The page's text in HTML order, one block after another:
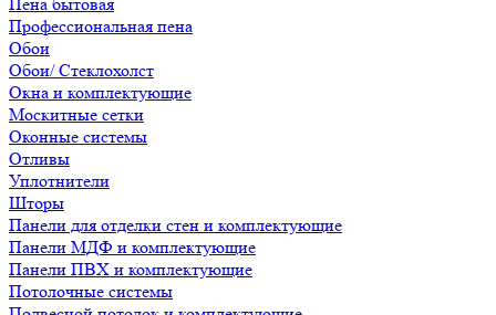
Профессиональная пена
Обои
Обои/ Стеклохолст
Окна и комплектующие
Москитные сетки
Оконные системы
Отливы
Уплотнители
Шторы
Панели для отделки стен и комплектующие
Панели МДФ и комплектующие
Панели ПВХ и комплектующие
Потолочные системы